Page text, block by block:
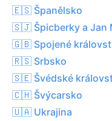
🇪🇸 Španělsko
🇸🇯 Špicberky a Jan
🇬🇧 Spojené
🇷🇸 Srbsko
🇸🇪 Švédské
🇨🇭 Švýcarsko
🇺🇦 Ukrajina